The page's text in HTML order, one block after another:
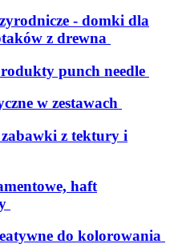
- domki dla
z drewna
punch needle
w zestawach
z tektury i
haft
do kolorowania